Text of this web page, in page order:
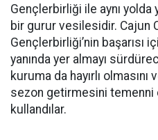
Gençlerbirliği ile aynı
bir gurur vesilesidir. Cajun
Gençlerbirliği’nin başarısı
yanında yer almayı
kuruma da hayırlı
sezon getirmesini temenni
kullandılar.